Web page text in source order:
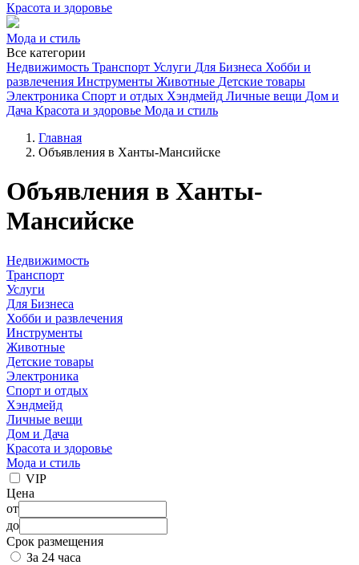
Красота и здоровье
Мода и стиль
Все категории
Недвижимость Транспорт Услуги Для Бизнеса Хобби и
развлечения Инструменты Животные Детские товары
Электроника Спорт и отдых Хэндмейд Личные вещи Дом и
Дача Красота и здоровье Мода и стиль
Главная
Объявления в Ханты-Мансийске
Объявления в Ханты-
Мансийске
Недвижимость
Транспорт
Услуги
Для Бизнеса
Хобби и развлечения
Инструменты
Животные
Детские товары
Электроника
Спорт и отдых
Хэндмейд
Личные вещи
Дом и Дача
Красота и здоровье
Мода и стиль
VIP
Цена
от
до
Срок размещения
За 24 часа